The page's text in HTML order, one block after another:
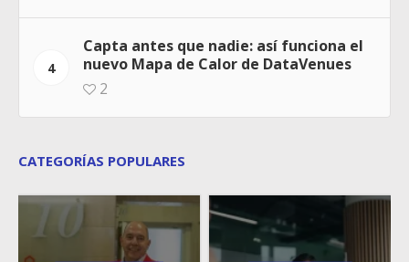
4
Capta antes que nadie: así funciona el
nuevo Mapa de Calor de DataVenues
2
CATEGORÍAS POPULARES